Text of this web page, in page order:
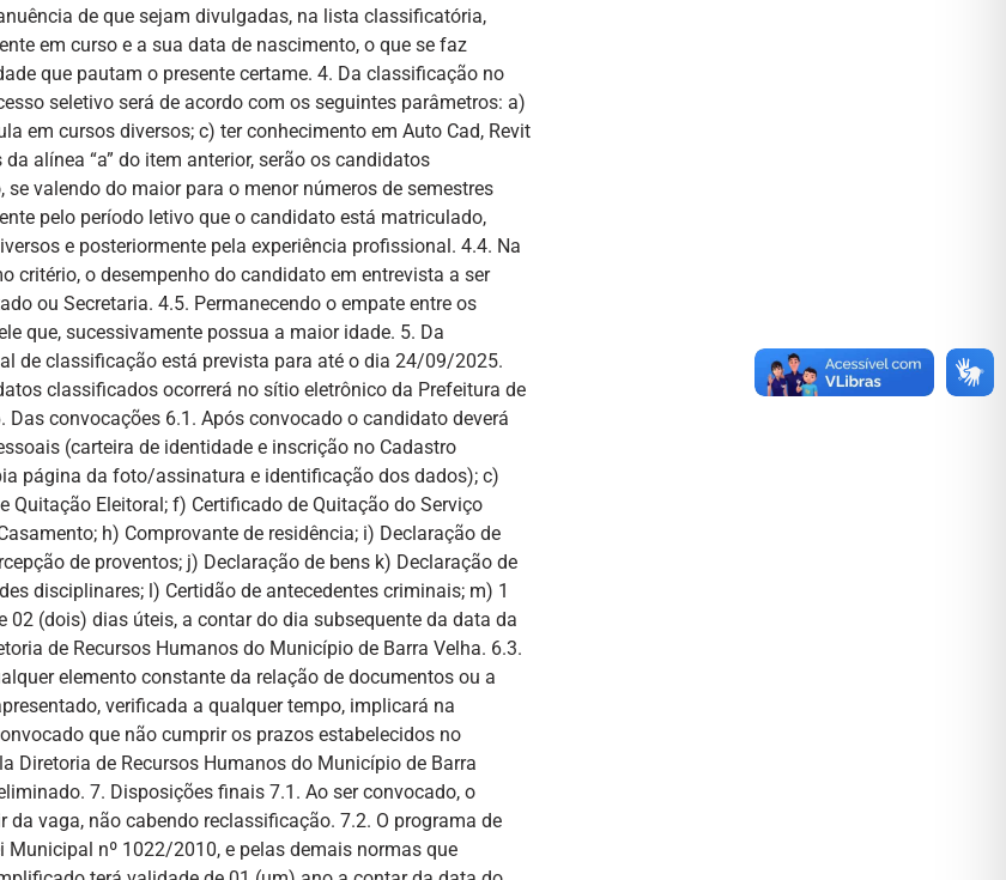
de que sejam divulgadas, na lista classificatória,
em curso e a sua data de nascimento, o que se faz
que pautam o presente certame. 4. Da classificação no
seletivo será de acordo com os seguintes parâmetros: a)
em cursos diversos; c) ter conhecimento em Auto Cad, Revit
alínea “a” do item anterior, serão os candidatos
valendo do maior para o menor números de semestres
pelo período letivo que o candidato está matriculado,
e posteriormente pela experiência profissional. 4.4. Na
critério, o desempenho do candidato em entrevista a ser
ou Secretaria. 4.5. Permanecendo o empate entre os
que, sucessivamente possua a maior idade. 5. Da
de classificação está prevista para até o dia 24/09/2025.
classificados ocorrerá no sítio eletrônico da Prefeitura de
convocações 6.1. Após convocado o candidato deverá
(carteira de identidade e inscrição no Cadastro
página da foto/assinatura e identificação dos dados); c)
Quitação Eleitoral; f) Certificado de Quitação do Serviço
h) Comprovante de residência; i) Declaração de
de proventos; j) Declaração de bens k) Declaração de
disciplinares; l) Certidão de antecedentes criminais; m) 1
(dois) dias úteis, a contar do dia subsequente da data da
de Recursos Humanos do Município de Barra Velha. 6.3.
elemento constante da relação de documentos ou a
verificada a qualquer tempo, implicará na
que não cumprir os prazos estabelecidos no
Diretoria de Recursos Humanos do Município de Barra
7. Disposições finais 7.1. Ao ser convocado, o
vaga, não cabendo reclassificação. 7.2. O programa de
Municipal nº 1022/2010, e pelas demais normas que